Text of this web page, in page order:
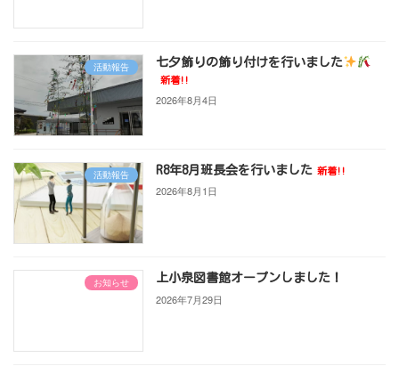
活動報告 七夕飾りの飾り付けを行いました
新着!!
2026年8月4日
活動報告 R8年8月班長会を行いました 新着!!
2026年8月1日
お知らせ 上小泉図書館オープンしました！
2026年7月29日